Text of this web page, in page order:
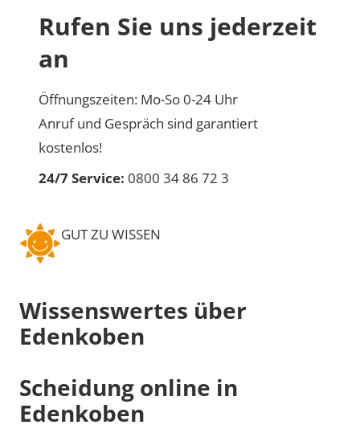
Rufen Sie uns jederzeit
an
Öffnungszeiten: Mo-So 0-24 Uhr
Anruf und Gespräch sind garantiert
kostenlos!
24/7 Service: 0800 34 86 72 3
GUT ZU WISSEN
Wissenswertes über
Edenkoben
Scheidung online in
Edenkoben